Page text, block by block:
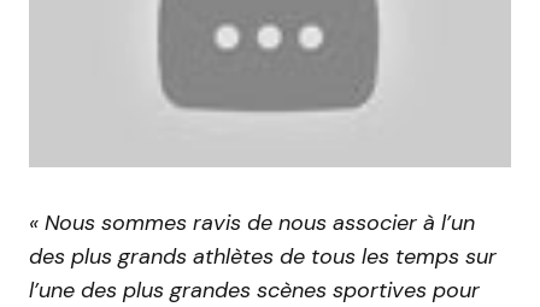
« Nous sommes ravis de nous associer à l’un
des plus grands athlètes de tous les temps sur
l’une des plus grandes scènes sportives pour